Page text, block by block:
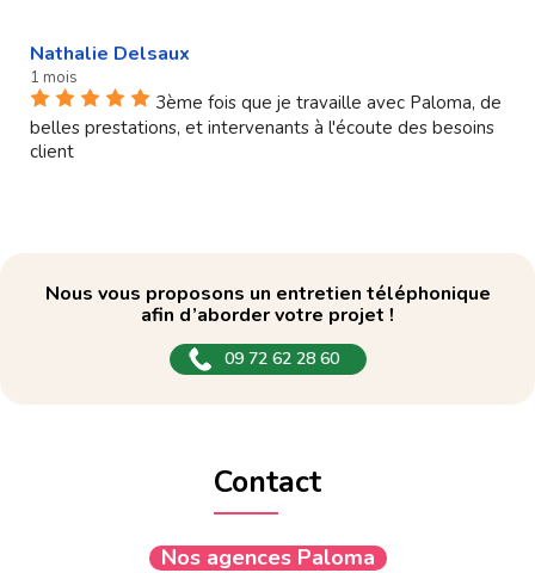
Nathalie Delsaux
1 mois
3ème fois que je travaille avec Paloma, de
belles prestations, et intervenants à l'écoute des besoins
client
Nous vous proposons un entretien téléphonique
afin d’aborder votre projet !
09 72 62 28 60
Contact
Nos agences Paloma